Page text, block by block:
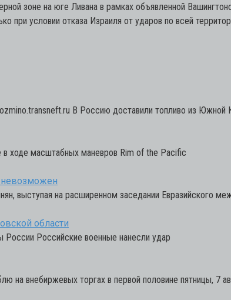
зоне на юге Ливана в рамках объявленной
при условии отказа Израиля от ударов по всей
В Россию доставили топливо из Южной
ходе масштабных маневров Rim of the Pacific
выступая на расширенном заседании Евразийского
области
Российские военные нанесли удар
внебиржевых торгах в первой половине пятницы, 7